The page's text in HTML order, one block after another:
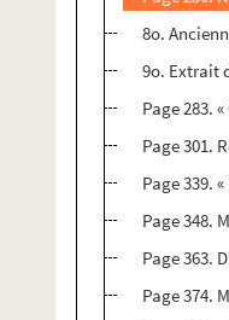
8o.
9o. Extrait
Page 283.
Page 301.
Page 339.
Page 348.
Page 363.
Page 374.